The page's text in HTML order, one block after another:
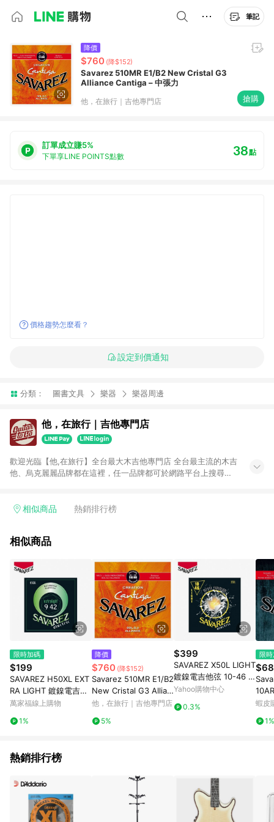
筆記
降價
$760 (降$152)
Savarez 510MR E1/B2 New Cristal G3
Alliance Cantiga – 中張力
他，在旅行｜吉他專門店 搶購
訂單成立賺5%
下單享LINE POINTS點數 38點
價格趨勢怎麼看？
設定到價通知
分類： 圖書文具 樂器 樂器周邊
他，在旅行｜吉他專門店
歡迎光臨【他,在旅行】全台最大木吉他專門店 全台最主流的木吉
他、烏克麗麗品牌都在這裡，任一品牌都可於網路平台上搜尋得
距，我們會在出貨前調整至最佳，再保有一年的免費調整服務，
吉他、吉他麗麗......保證全台最齊全。
相似商品 熱銷排行榜
相似商品
限時加碼
$199
SAVAREZ H50XL EXT
RA LIGHT 鍍鎳電吉他
弦 09-42【敦煌樂器】
萬家福線上購物
1%
降價
$760 (降$152)
Savarez 510MR E1/B2
New Cristal G3 Allian
ce Cantiga – 中張力
他，在旅行｜吉他專門店
5%
$399
SAVAREZ X50L LIGHT
鍍鎳電吉他弦 10-46 *
兩入組
Yahoo購物中心
0.3%
限
a 尼
蝦皮
1%
熱銷排行榜